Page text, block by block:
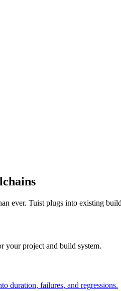
ever. Tuist plugs into existing
your project and build system.
duration, failures, and regressions.